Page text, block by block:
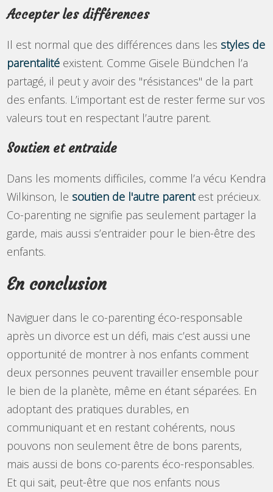
Accepter les différences
Il est normal que des différences dans les styles de
parentalité existent. Comme Gisele Bündchen l’a
partagé, il peut y avoir des "résistances" de la part
des enfants. L’important est de rester ferme sur vos
valeurs tout en respectant l’autre parent.
Soutien et entraide
Dans les moments difficiles, comme l’a vécu Kendra
Wilkinson, le soutien de l'autre parentest précieux.
Co-parenting ne signifie pas seulement partager la
garde, mais aussi s’entraider pour le bien-être des
enfants.
En conclusion
Naviguer dans le co-parenting éco-responsable
après un divorce est un défi, mais c’est aussi une
opportunité de montrer à nos enfants comment
deux personnes peuvent travailler ensemble pour
le bien de la planète, même en étant séparées. En
adoptant des pratiques durables, en
communiquant et en restant cohérents, nous
pouvons non seulement être de bons parents,
mais aussi de bons co-parents éco-responsables.
Et qui sait, peut-être que nos enfants nous